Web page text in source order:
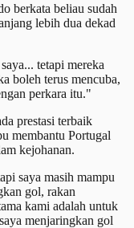
berkata beliau sudah
lebih dua dekad
tetapi mereka
boleh terus mencuba,
perkara itu."
prestasi terbaik
membantu Portugal
kejohanan.
saya masih mampu
gol, rakan
kami adalah untuk
menjaringkan gol